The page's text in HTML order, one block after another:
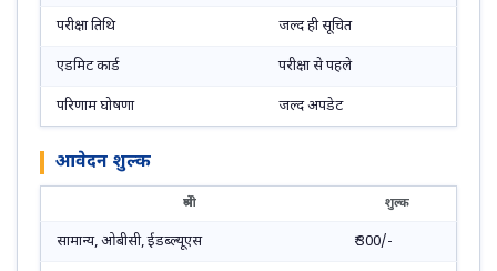
परीक्षा तिथि जल्द ही सूचित
एडमिट कार्ड परीक्षा से पहले
परिणाम घोषणा जल्द अपडेट
आवेदन शुल्क
श्रेणी शुल्क
सामान्य, ओबीसी, ईडब्ल्यूएस ₹ 300/-